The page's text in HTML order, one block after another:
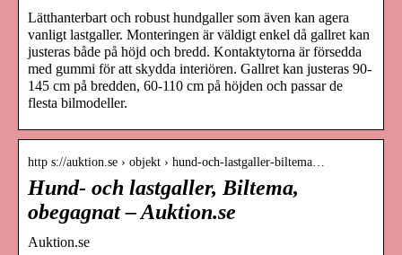
Lätthanterbart och robust hundgaller som även kan agera
vanligt lastgaller. Monteringen är väldigt enkel då gallret kan
justeras både på höjd och bredd. Kontaktytorna är försedda
med gummi för att skydda interiören. Gallret kan justeras 90-
145 cm på bredden, 60-110 cm på höjden och passar de
flesta bilmodeller.
http s://auktion.se › objekt › hund-och-lastgaller-biltema…
Hund- och lastgaller, Biltema,
obegagnat – Auktion.se
Auktion.se